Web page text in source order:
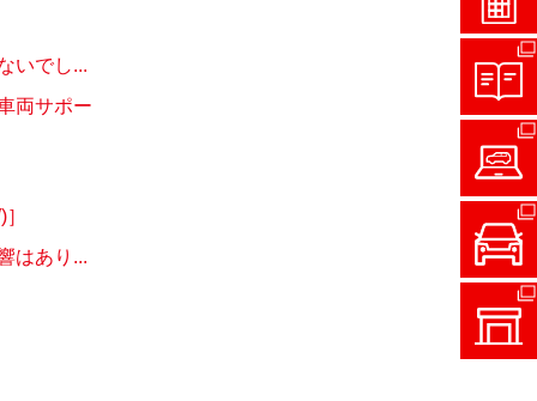
いでし...
両サポー
はあり...